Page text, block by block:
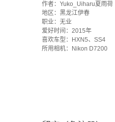
作者：Yuko_Uiharu夏雨荷
地区：黑龙江伊春
职业：无业
爱好时间：2015年
喜欢车型：HXN5、SS4
所用相机：Nikon D7200